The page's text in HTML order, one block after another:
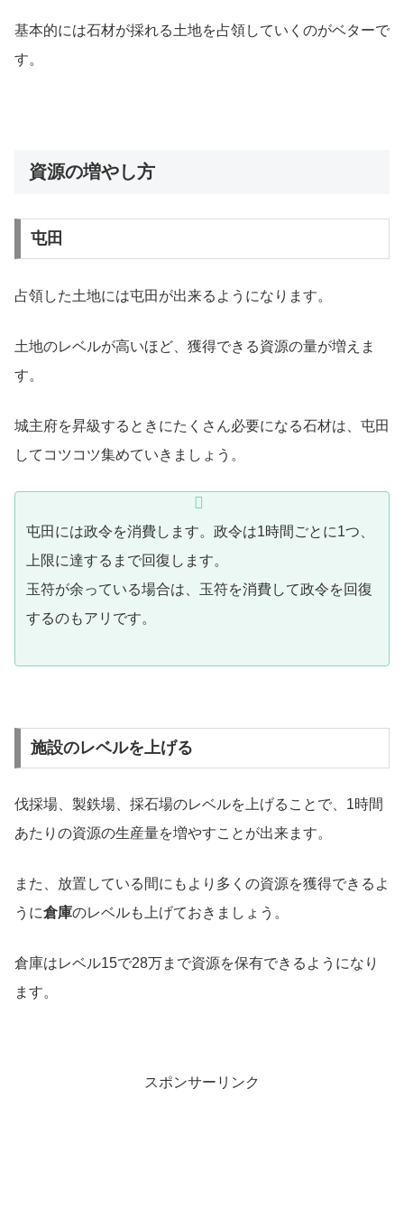
基本的には石材が採れる土地を占領していくのがベターで
す。
資源の増やし方
屯田
占領した土地には屯田が出来るようになります。
土地のレベルが高いほど、獲得できる資源の量が増えま
す。
城主府を昇級するときにたくさん必要になる石材は、屯田
してコツコツ集めていきましょう。
屯田には政令を消費します。政令は1時間ごとに1つ、
上限に達するまで回復します。
玉符が余っている場合は、玉符を消費して政令を回復
するのもアリです。
施設のレベルを上げる
伐採場、製鉄場、採石場のレベルを上げることで、1時間
あたりの資源の生産量を増やすことが出来ます。
また、放置している間にもより多くの資源を獲得できるよ
うに倉庫のレベルも上げておきましょう。
倉庫はレベル15で28万まで資源を保有できるようになり
ます。
スポンサーリンク